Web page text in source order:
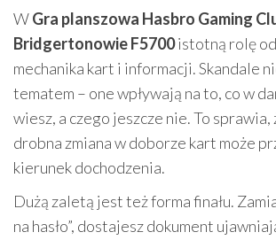
WGra planszowa Hasbro Gaming
Bridgertonowie F5700istotną rolę
mechanika kart i informacji. Skandale
tematem – one wpływają na to, co w
wiesz, a czego jeszcze nie. To sprawia,
drobna zmiana w doborze kart może
kierunek dochodzenia.
Dużą zaletą jest też forma finału.
na hasło”, dostajesz dokument